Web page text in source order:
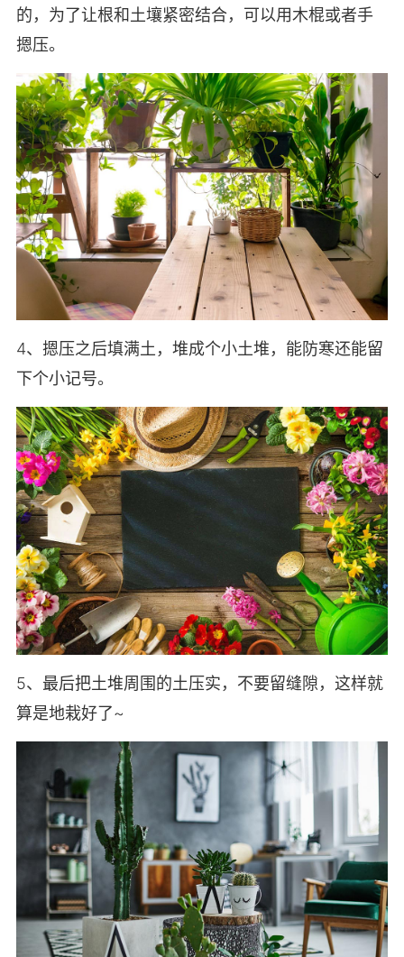
的，为了让根和土壤紧密结合，可以用木棍或者手
摁压。
4、摁压之后填满土，堆成个小土堆，能防寒还能留
下个小记号。
5、最后把土堆周围的土压实，不要留缝隙，这样就
算是地栽好了~